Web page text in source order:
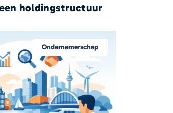
een holdingstructuur
Ondernemerschap